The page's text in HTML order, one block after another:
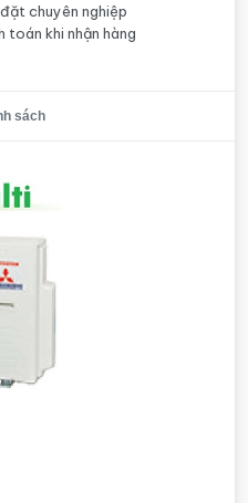
chuyên nghiệp
toán khi nhận hàng
sách